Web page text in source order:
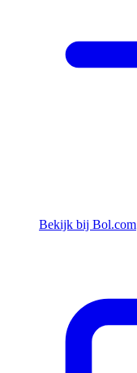
Bekijk bij Bol.com